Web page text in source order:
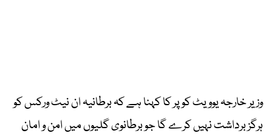
وزیر خارجہ یوویٹ کوپر کا کہنا ہے کہ برطانیہ ان نیٹ ورکس کو
ہرگز برداشت نہیں کرے گا جو برطانوی گلیوں میں امن و امان